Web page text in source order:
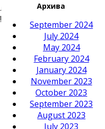
Архива
September 2024
July 2024
May 2024
February 2024
January 2024
November 2023
October 2023
September 2023
August 2023
July 2023
.